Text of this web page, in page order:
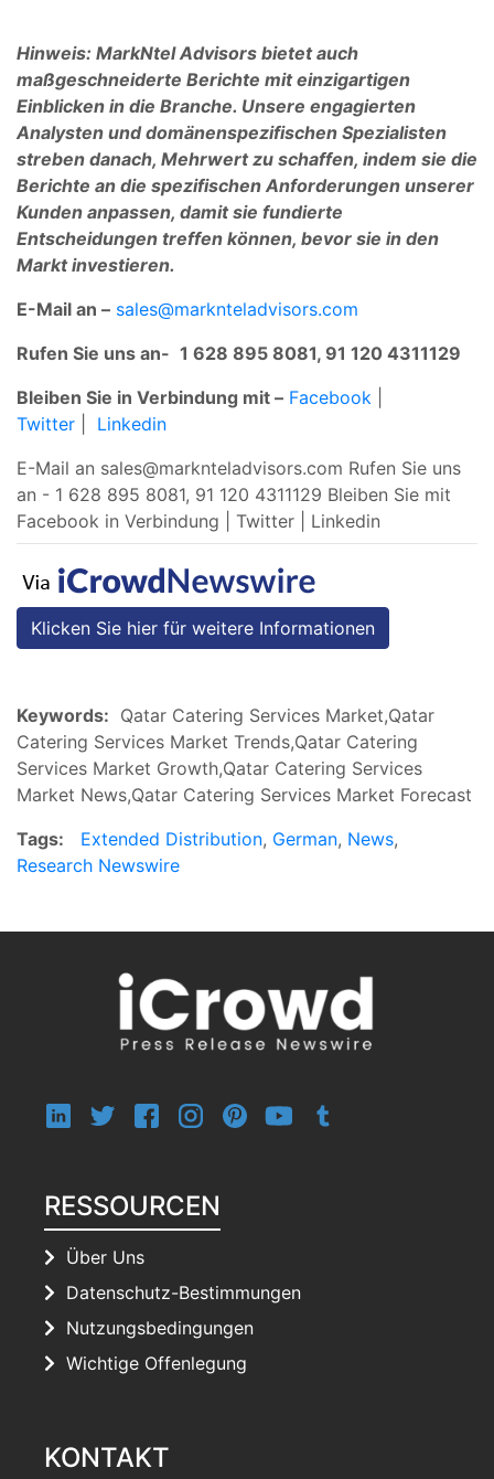
Hinweis: MarkNtel Advisors bietet auch
maßgeschneiderte Berichte mit einzigartigen
Einblicken in die Branche. Unsere engagierten
Analysten und domänenspezifischen Spezialisten
streben danach, Mehrwert zu schaffen, indem sie die
Berichte an die spezifischen Anforderungen unserer
Kunden anpassen, damit sie fundierte
Entscheidungen treffen können, bevor sie in den
Markt investieren.
E-Mail an – sales@marknteladvisors.com
Rufen Sie uns an- 1 628 895 8081, 91 120 4311129
Bleiben Sie in Verbindung mit – Facebook
Twitter
Linkedin
E-Mail an sales@marknteladvisors.com Rufen Sie uns
an - 1 628 895 8081, 91 120 4311129 Bleiben Sie mit
Facebook in Verbindung | Twitter | Linkedin
Klicken Sie hier für weitere Informationen
Keywords: Qatar Catering Services Market,Qatar
Catering Services Market Trends,Qatar Catering
Services Market Growth,Qatar Catering Services
Market News,Qatar Catering Services Market Forecast
Tags:
Extended Distribution, German, News,
Research Newswire
RESSOURCEN
Über Uns
Datenschutz-Bestimmungen
Nutzungsbedingungen
Wichtige Offenlegung
KONTAKT